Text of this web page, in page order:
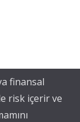
finansal
risk içerir ve